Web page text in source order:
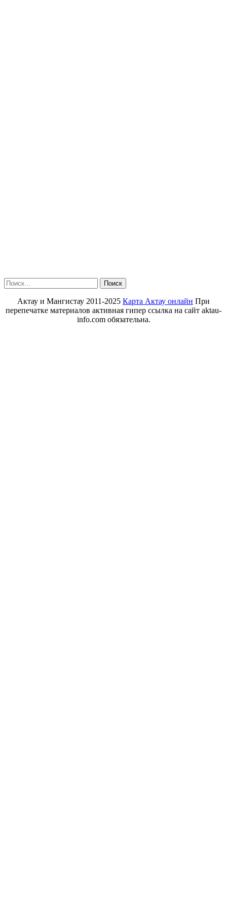
Найти:
Актау и Мангистау 2011-2025 Карта Актау онлайн При
перепечатке материалов активная гипер ссылка на сайт aktau-
info.com обязательна.